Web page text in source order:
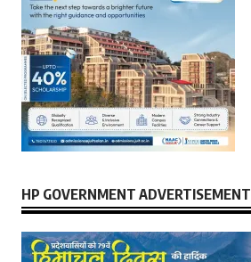
HP GOVERNMENT ADVERTISEMENT